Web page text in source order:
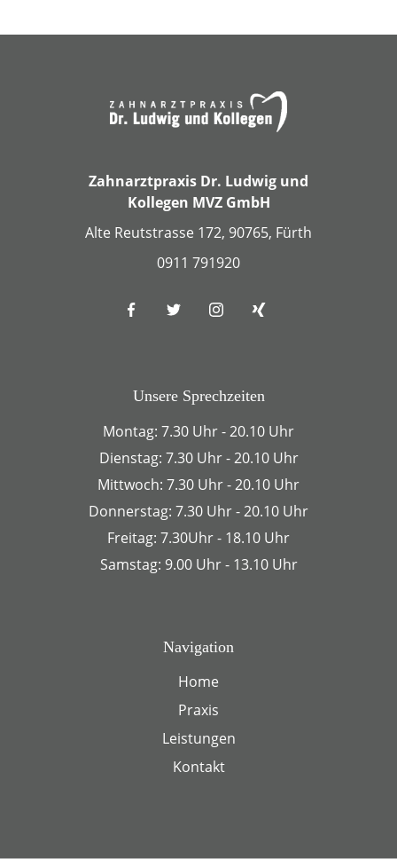
Zahnarztpraxis Dr. Ludwig und
Kollegen MVZ GmbH
Alte Reutstrasse 172, 90765, Fürth
0911 791920
Unsere Sprechzeiten
Montag: 7.30 Uhr - 20.10 Uhr
Dienstag: 7.30 Uhr - 20.10 Uhr
Mittwoch: 7.30 Uhr - 20.10 Uhr
Donnerstag: 7.30 Uhr - 20.10 Uhr
Freitag: 7.30Uhr - 18.10 Uhr
Samstag: 9.00 Uhr - 13.10 Uhr
Navigation
Home
Praxis
Leistungen
Kontakt